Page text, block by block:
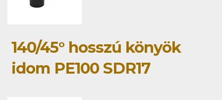
140/45° hosszú könyök
idom PE100 SDR17